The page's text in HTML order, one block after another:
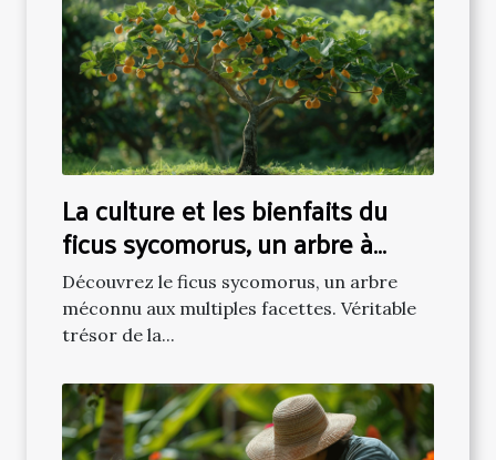
La culture et les bienfaits du
ficus sycomorus, un arbre à
découvrir
Découvrez le ficus sycomorus, un arbre
méconnu aux multiples facettes. Véritable
trésor de la...